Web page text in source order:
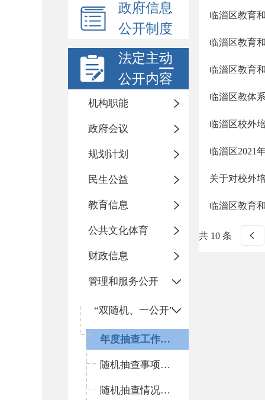
政府信息
公开制度
法定主动
公开内容
机构职能
政府会议
规划计划
民生公益
教育信息
公共文化体育
财政信息
管理和服务公开
“双随机、一公开”
年度抽查工作计划
随机抽查事项清单
随机抽查情况和查处结果
临淄区教育
临淄区教育
临淄区教育
临淄区教体
临淄区校外
临淄区2021
关于对校外
临淄区教育
共 10 条